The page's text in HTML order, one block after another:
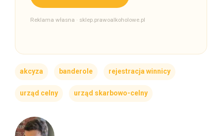
Reklama własna · sklep.prawoalkoholowe.pl
akcyza banderole rejestracja winnicy
urząd celny urząd skarbowo-celny